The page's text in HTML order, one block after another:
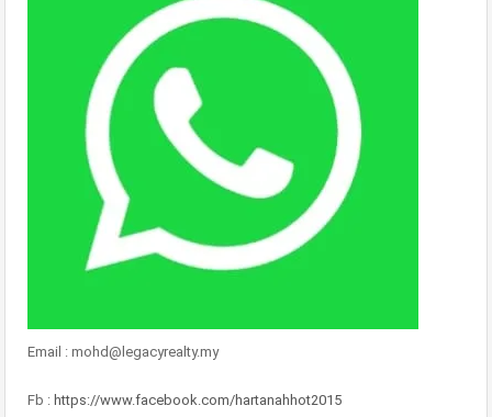
Email : mohd@legacyrealty.my
Fb : https://www.facebook.com/hartanahhot2015